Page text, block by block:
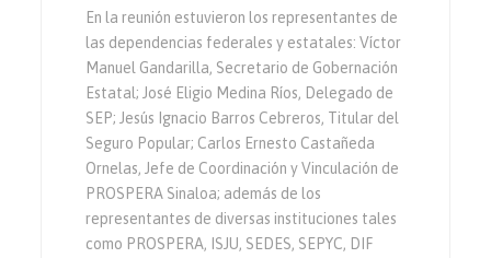
En la reunión estuvieron los representantes de
las dependencias federales y estatales: Víctor
Manuel Gandarilla, Secretario de Gobernación
Estatal; José Eligio Medina Ríos, Delegado de
SEP; Jesús Ignacio Barros Cebreros, Titular del
Seguro Popular; Carlos Ernesto Castañeda
Ornelas, Jefe de Coordinación y Vinculación de
PROSPERA Sinaloa; además de los
representantes de diversas instituciones tales
como PROSPERA, ISJU, SEDES, SEPYC, DIF